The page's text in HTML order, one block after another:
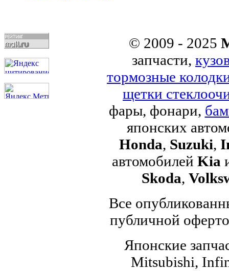
© 2009 - 2025
запчасти,
тормозные
щетки
фары, фонари,
японских
Honda, Suzuki,
автомобилей Kia
Skoda,
Все
публичной
Японские
Mitsubishi,